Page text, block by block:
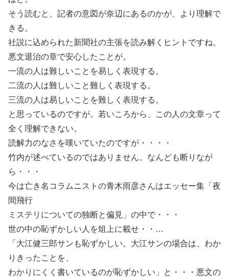
そう読むと、記者の意図が奈辺にあるのかが、より理解で
きる。
社説に込められた新聞社の主張を読み解くヒントですね。
悪文退治の章で安心したことが。
一流の人は難しいことを易しく表現する。
二流の人は難しいこと難しく表現する。
三流の人は易しいことを難しく表現する。
と思っているのですが。若いころから、この人の文章って
全く理解できない。
読解力のなさを嘆いていたのですが・・・・
竹内が述べているのではありません。なんども断りなが
ら・・・
今は亡き名コラムニストの青木雨彦さんはエッセー集「夜
間飛行
ミステリについての独断と偏見」の中で・・・
世の中の恥ずかしい人を俎上に載せ・・…
「大江健三郎サンも恥ずかしい。大江サンの場合は、わか
りきったことを、
わかりにくく書いているのが恥ずかしい」と・・・悪文の